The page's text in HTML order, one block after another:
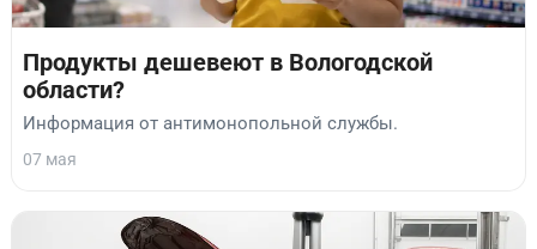
Продукты дешевеют в Вологодской
области?
Информация от антимонопольной службы.
07 мая